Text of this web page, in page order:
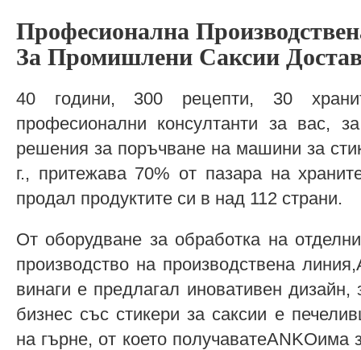
Професионална
За Промишлени Саксии
40 години, 300 рецепти, 30
професионални консултанти за вас,
решения за поръчване на машини за
г., притежава 70% от пазара на
продал продуктите си в над 112 страни.
От оборудване за обработка на
производство на производствена
винаги е предлагал иновативен
бизнес със стикери за саксии е
на гърне, от което